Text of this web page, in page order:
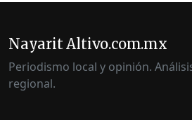
Nayarit Altivo.com.mx
Periodismo local y opinión.
regional.